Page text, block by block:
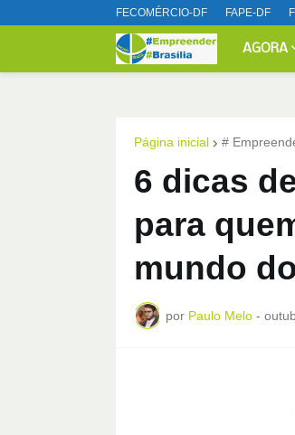
FECOMÉRCIO-DF FAPE-DF
AGORA
Página inicial #
6 dicas
para
mundo
por Paulo Melo -